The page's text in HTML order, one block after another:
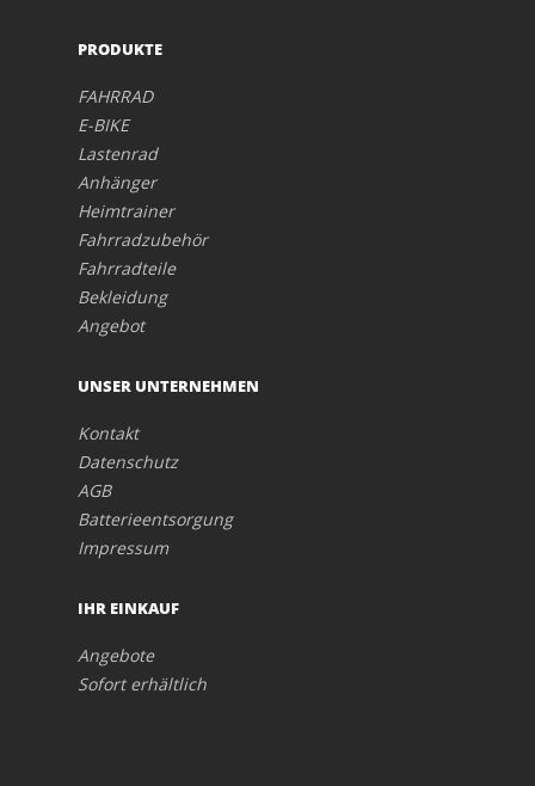
PRODUKTE
FAHRRAD
E-BIKE
Lastenrad
Anhänger
Heimtrainer
Fahrradzubehör
Fahrradteile
Bekleidung
Angebot
UNSER UNTERNEHMEN
Kontakt
Datenschutz
AGB
Batterieentsorgung
Impressum
IHR EINKAUF
Angebote
Sofort erhältlich